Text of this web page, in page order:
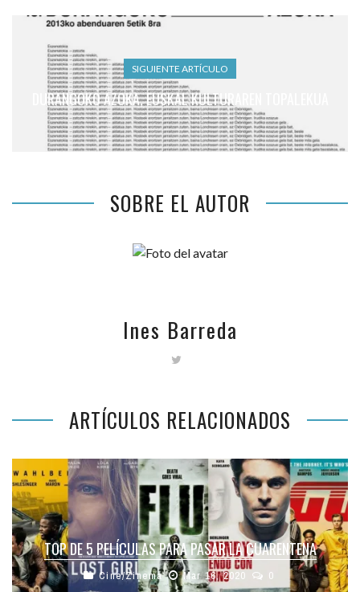
SIGUIENTE ARTÍCULO
DURANGOKO AZOKA, EUSKAL KULTURAREN TOPALEKUA
SOBRE EL AUTOR
Ines Barreda
ARTÍCULOS RELACIONADOS
TOP DE 5 PELÍCULAS PARA PASAR LA CUARENTENA
Cine/Zinema Mar 16, 2020 0